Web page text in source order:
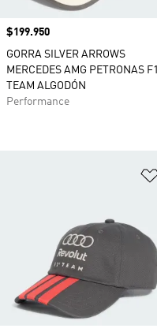
Precio
$199.950
GORRA SILVER ARROWS
MERCEDES AMG PETRONAS F1
TEAM ALGODÓN
Performance